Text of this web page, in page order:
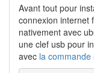
Avant tout pour
connexion internet
nativement avec
une clef usb pour
avec la commande